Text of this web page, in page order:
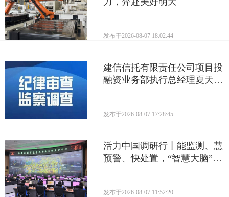
发布于2026-08-07 18:02:44
建信信托有限责任公司项目投
融资业务部执行总经理夏天接
发布于2026-08-07 17:28:45
活力中国调研行丨能监测、慧
预警、快处置，“智慧大脑”守
发布于2026-08-07 11:52:20